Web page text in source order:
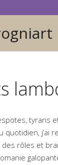
tyrans
quotidien,
des rôles et